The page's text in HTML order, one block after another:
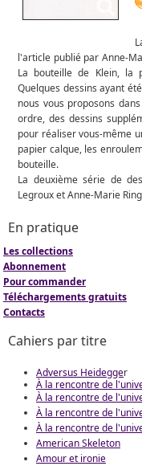
l'article publié par Anne-
La bouteille de Klein, la
Quelques dessins ayant
nous vous proposons
ordre, des dessins
pour réaliser vous-même
papier calque, les
bouteille.
La deuxième série de
Legroux et Anne-Marie
En pratique
Les collections
Abonnement
Pour commander
Téléchargements gratuits
Contacts
Cahiers par titre
Adversus Heidegger
À la rencontre de
À la rencontre de
À la rencontre de
À la rencontre de
American Skeleton
Amour et ironie